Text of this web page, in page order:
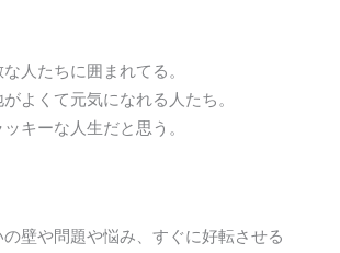
人たちに囲まれてる。
よくて元気になれる人たち。
キーな人生だと思う。
壁や問題や悩み、すぐに好転させる